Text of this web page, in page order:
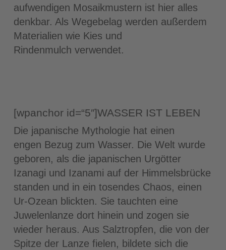
aufwendigen Mosaikmustern ist hier alles
denkbar. Als Wegebelag werden außerdem
Materialien wie Kies und
Rindenmulch verwendet.
[wpanchor id=“5″]WASSER IST LEBEN
Die japanische Mythologie hat einen
engen Bezug zum Wasser. Die Welt wurde
geboren, als die japanischen Urgötter
Izanagi und Izanami auf der Himmelsbrücke
standen und in ein tosendes Chaos, einen
Ur-Ozean blickten. Sie tauchten eine
Juwelenlanze dort hinein und zogen sie
wieder heraus. Aus Salztropfen, die von der
Spitze der Lanze fielen, bildete sich die